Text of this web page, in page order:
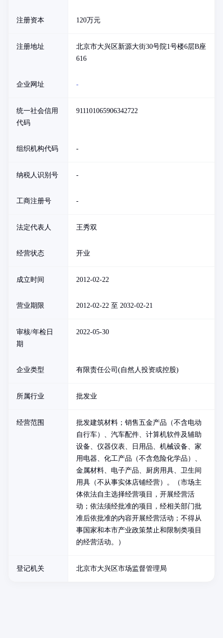
注册资本 120万元
注册地址
北京市大兴区新源大街30号院1号楼6层B座
616
企业网址 -
统一社会信用
代码
911101065906342722
组织机构代码 -
纳税人识别号 -
工商注册号 -
法定代表人 王秀双
经营状态 开业
成立时间 2012-02-22
营业期限 2012-02-22 至 2032-02-21
审核/年检日
期
2022-05-30
企业类型 有限责任公司(自然人投资或控股)
所属行业 批发业
经营范围
批发建筑材料；销售五金产品（不含电动
自行车）、汽车配件、计算机软件及辅助
设备、仪器仪表、日用品、机械设备、家
用电器、化工产品（不含危险化学品）、
金属材料、电子产品、厨房用具、卫生间
用具（不从事实体店铺经营）。（市场主
体依法自主选择经营项目，开展经营活
动；依法须经批准的项目，经相关部门批
准后依批准的内容开展经营活动；不得从
事国家和本市产业政策禁止和限制类项目
的经营活动。）
登记机关 北京市大兴区市场监督管理局